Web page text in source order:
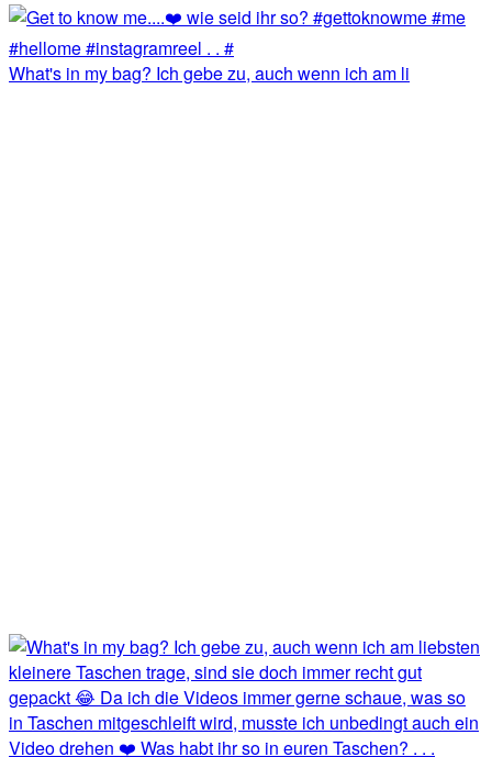
What's in my bag? Ich gebe zu, auch wenn ich am li